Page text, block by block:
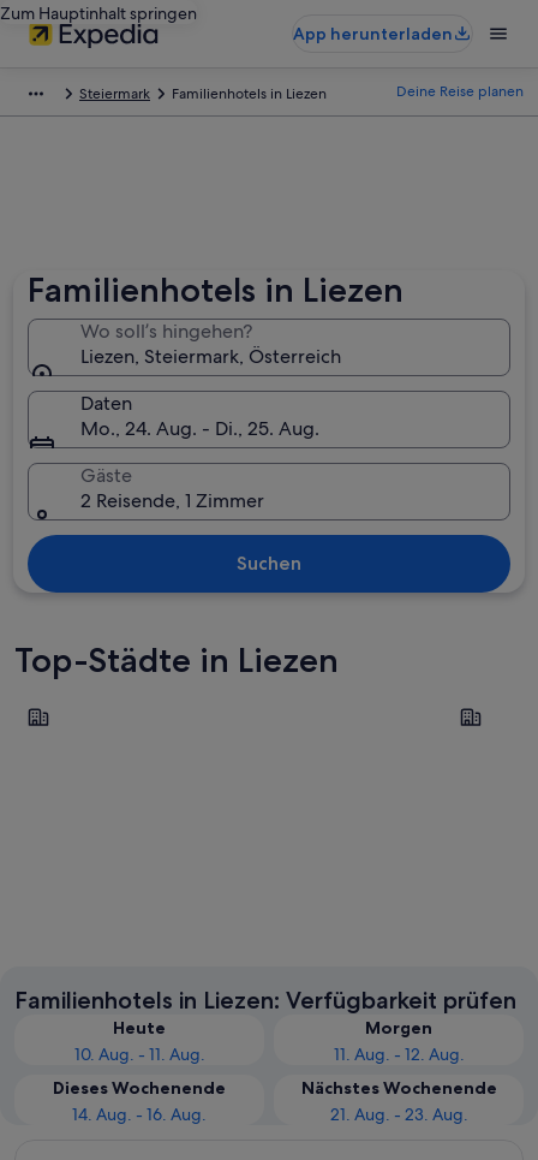
Zum Hauptinhalt springen
App herunterladen
Steiermark Familienhotels in Liezen Deine Reise planen
Familienhotels in Liezen
Wo soll’s hingehen?
Liezen, Steiermark, Österreich
Daten
Mo., 24. Aug. - Di., 25. Aug.
Gäste
2 Reisende, 1 Zimmer
Suchen
Top-Städte in Liezen
Grundlsee Ramsau
Familienhotels in Liezen: Verfügbarkeit prüfen
Heute
10. Aug. - 11. Aug.
Morgen
11. Aug. - 12. Aug.
Dieses Wochenende
14. Aug. - 16. Aug.
Nächstes Wochenende
21. Aug. - 23. Aug.